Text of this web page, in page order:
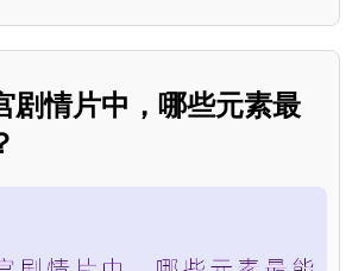
剧情片中，哪些元素最